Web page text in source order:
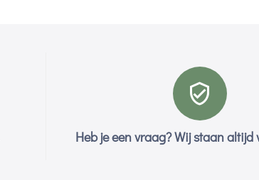
Heb je een vraag? Wij staan altijd